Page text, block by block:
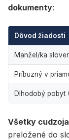
dokumenty:
Dôvod žiadosti
Manžel/ka
Príbuzný v
Dlhodobý pobyt
Všetky
preložené do